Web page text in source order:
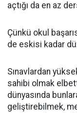
açtığı da en az
Çünkü okul
de eskisi kadar
Sınavlardan
sahibi olmak
dünyasında
geliştirebilmek,